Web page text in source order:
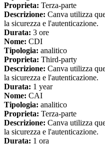
Proprieta: Terza-parte
Descrizione: Canva utilizza
la sicurezza e l'autenticazione.
Durata: 3 ore
Nome: CDI
Tipologia: analitico
Proprieta: Third-party
Descrizione: Canva utilizza
la sicurezza e l'autenticazione.
Durata: 1 year
Nome: CAI
Tipologia: analitico
Proprieta: Terza-parte
Descrizione: Canva utilizza
la sicurezza e l'autenticazione.
Durata: 1 ora